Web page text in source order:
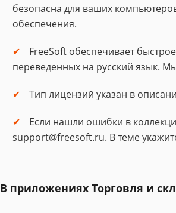
безопасна для ваших
обеспечения.
FreeSoft обеспечивает
переведенных на русский язык.
Тип лицензий указан в
Если нашли ошибки в
support@freesoft.ru. В теме
В приложениях Торговля и